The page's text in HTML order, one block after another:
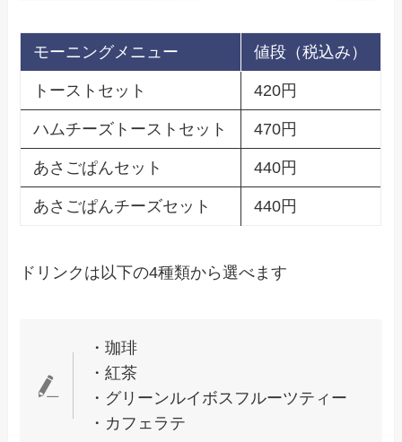
モーニングメニュー 値段（税込み）
トーストセット 420円
ハムチーズトーストセット 470円
あさごぱんセット 440円
あさごぱんチーズセット 440円
ドリンクは以下の4種類から選べます
・珈琲
・紅茶
・グリーンルイボスフルーツティー
・カフェラテ